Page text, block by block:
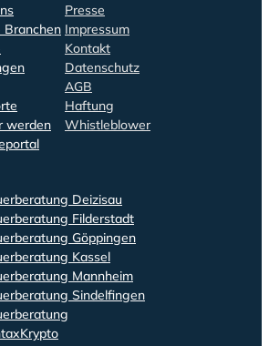
Branchen
werden
Presse
Impressum
Kontakt
Datenschutz
AGB
Haftung
Whistleblower
Deizisau
Filderstadt
Göppingen
Kassel
Mannheim
Sindelfingen